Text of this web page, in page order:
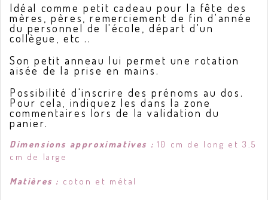
Idéal comme petit cadeau pour la fête des
mères, pères, remerciement de fin d'année
du personnel de l'école, départ d'un
collègue, etc ..
Son petit anneau lui permet une rotation
aisée de la prise en mains.
Possibilité d'inscrire des prénoms au dos .
Pour cela, indiquez les dans la zone
commentaires lors de la validation du
panier.
Dimensions approximatives : 10 cm de long et 3.5
cm de large
Matières : coton et métal